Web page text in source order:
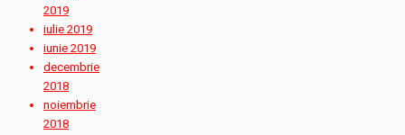
2019
iulie 2019
iunie 2019
decembrie
2018
noiembrie
2018